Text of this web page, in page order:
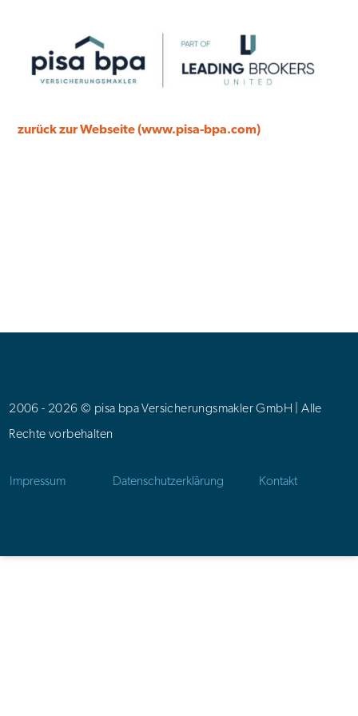
zurück zur Webseite (www.pisa-bpa.com)
2006 - 2026 © pisa bpa Versicherungsmakler GmbH | Alle
Rechte vorbehalten
Impressum Datenschutzerklärung Kontakt